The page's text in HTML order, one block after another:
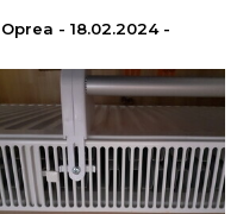
- 18.02.2024 -